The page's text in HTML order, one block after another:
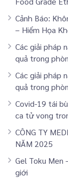
Cảnh Báo:
– Hiểm Họa
Các giải pháp
quả trong
Các giải pháp
quả trong
Covid-19 tái
ca tử vong
CÔNG TY
NĂM 2025
Gel Toku Men
giới